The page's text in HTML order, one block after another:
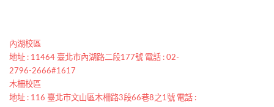
內湖校區
地址 : 11464 臺北市內湖路二段177號 電話 : 02-
2796-2666#1617
木柵校區
地址 : 116 臺北市文山區木柵路3段66巷8之1號 電話 :